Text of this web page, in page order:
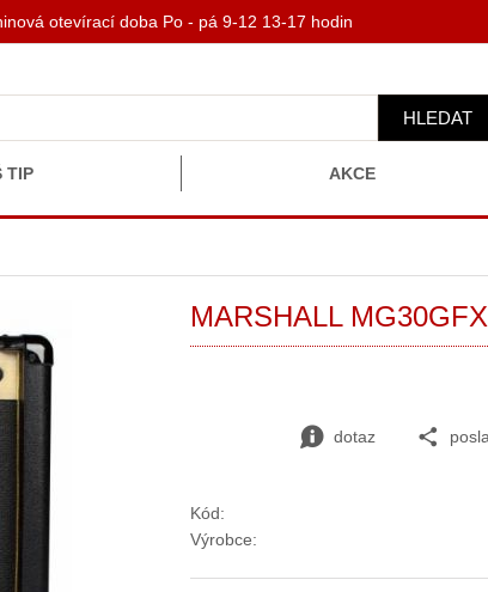
MARSHALL
dotaz
Kód:
Výrobce:
TIP AKCE
otevírací doba Po - pá 9-12 13-17 hodin
HLEDAT